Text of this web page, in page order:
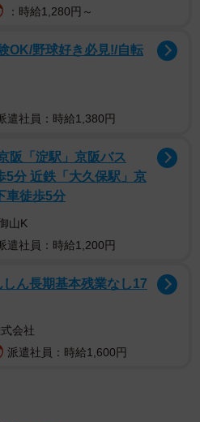
が圧巻！（画像提供：ゆあるさん）
：時給1,280円～
OK/野球好き必見!/自転
遣社員：時給1,380円
阪「淀駅」京阪バス
5分 近鉄「大久保駅」京
車徒歩5分
山K
遣社員：時給1,200円
ん長期基本残業なし17
会社
派遣社員：時給1,600円